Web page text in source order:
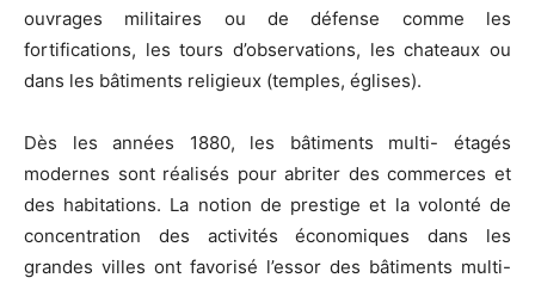
ouvrages militaires ou de défense comme les
fortifications, les tours d’observations, les chateaux ou
dans les bâtiments religieux (temples, églises).
Dès les années 1880, les bâtiments multi- étagés
modernes sont réalisés pour abriter des commerces et
des habitations. La notion de prestige et la volonté de
concentration des activités économiques dans les
grandes villes ont favorisé l’essor des bâtiments multi-